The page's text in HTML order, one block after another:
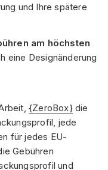
und Ihre spätere
am höchsten
eine Designänderung
{ZeroBox}die
jede
für jedes EU-
Gebühren
und